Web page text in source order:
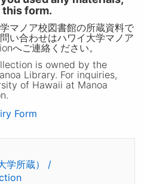
form.
マノア校図書館の所蔵資料で
い合わせはハワイ大学マノア
へご連絡ください。
is owned by the
Library. For inquiries,
of Hawaii at Manoa
Form
学所蔵） /